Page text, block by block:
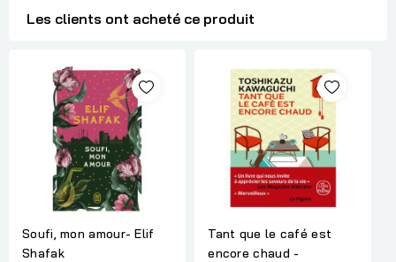
Les clients ont acheté ce produit
Soufi, mon amour- Elif
Shafak
Tant que le café est
encore chaud -